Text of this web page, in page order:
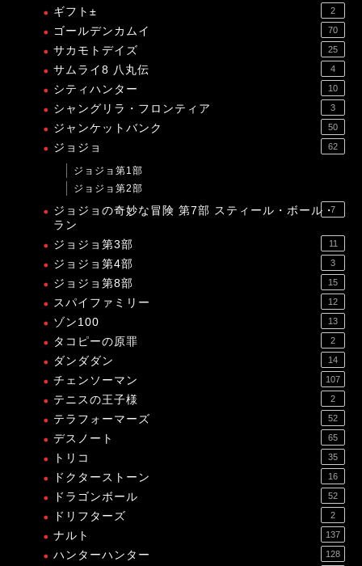
ギフト± 2
ゴールデンカムイ 70
サカモトデイズ 25
サムライ8 八丸伝 4
シティハンター 10
シャングリラ・フロンティア 3
ジャンケットバンク 50
ジョジョ 62
ジョジョ第1部
ジョジョ第2部
ジョジョの奇妙な冒険 第7部 スティール・ボール・
ラン
7
ジョジョ第3部 11
ジョジョ第4部 3
ジョジョ第8部 15
スパイファミリー 12
ゾン100 13
タコピーの原罪 2
ダンダダン 14
チェンソーマン 107
テニスの王子様 2
テラフォーマーズ 52
デスノート 65
トリコ 35
ドクターストーン 16
ドラゴンボール 52
ドリフターズ 2
ナルト 137
ハンターハンター 128